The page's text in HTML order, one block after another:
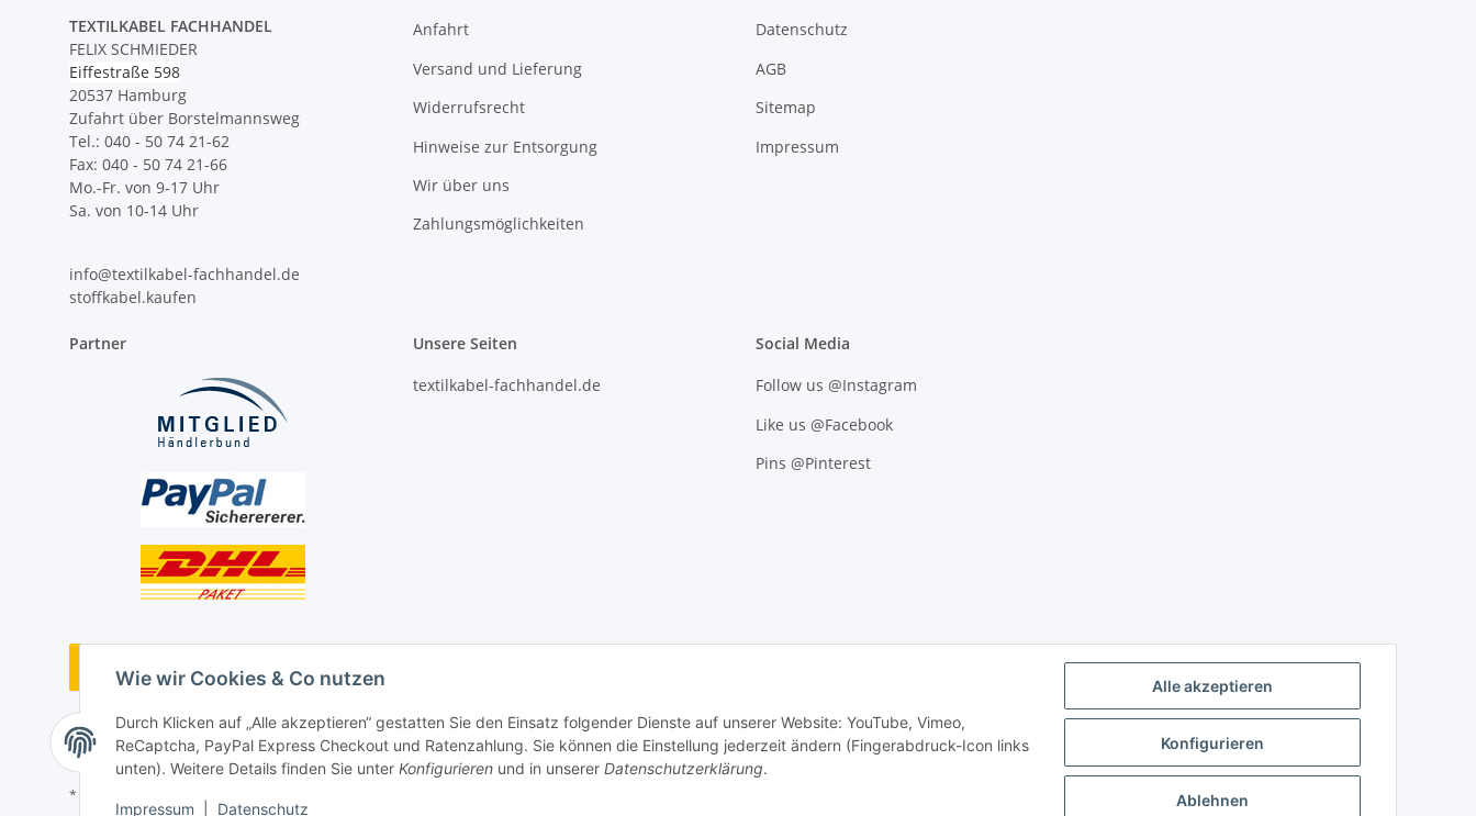
Alle akzeptieren
Konfigurieren
Ablehnen
Wie wir Cookies & Co nutzen
Durch Klicken auf „Alle akzeptieren“ gestatten Sie den Einsatz folgender Dienste auf unserer Website: YouTube, Vimeo,
ReCaptcha, PayPal Express Checkout und Ratenzahlung. Sie können die Einstellung jederzeit ändern (Fingerabdruck-Icon links
unten). Weitere Details finden Sie unter Konfigurieren und in unserer Datenschutzerklärung.
Impressum Datenschutz
TEXTILKABEL FACHHANDEL
FELIX SCHMIEDER
Eiffestraße 598
20537 Hamburg
Zufahrt über Borstelmannsweg
Tel.: 040 - 50 74 21-62
Fax: 040 - 50 74 21-66
Mo.-Fr. von 9-17 Uhr
Sa. von 10-14 Uhr
info@textilkabel-fachhandel.de
stoffkabel.kaufen
Anfahrt
Versand und Lieferung
Widerrufsrecht
Hinweise zur Entsorgung
Wir über uns
Zahlungsmöglichkeiten
Datenschutz
AGB
Sitemap
Impressum
Partner Unsere Seiten
textilkabel-fachhandel.de
Social Media
Follow us @Instagram
Like us @Facebook
Pins @Pinterest
Vertrag widerrufen
* Alle Preise inkl. gesetzlicher USt., ** siehe Lieferbedingungen, zzgl.